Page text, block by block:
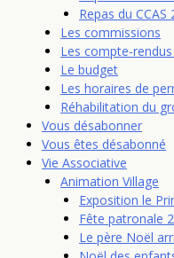
Repas du CCAS
Les commissions
Les compte-
Le budget
Les horaires de
Réhabilitation du
Vous désabonner
Vous êtes désabonné
Vie Associative
Animation Village
Exposition le
Fête patronale
Le père Noël